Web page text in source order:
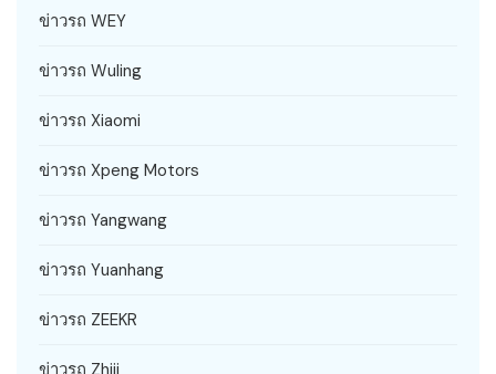
ข่าวรถ WEY
ข่าวรถ Wuling
ข่าวรถ Xiaomi
ข่าวรถ Xpeng Motors
ข่าวรถ Yangwang
ข่าวรถ Yuanhang
ข่าวรถ ZEEKR